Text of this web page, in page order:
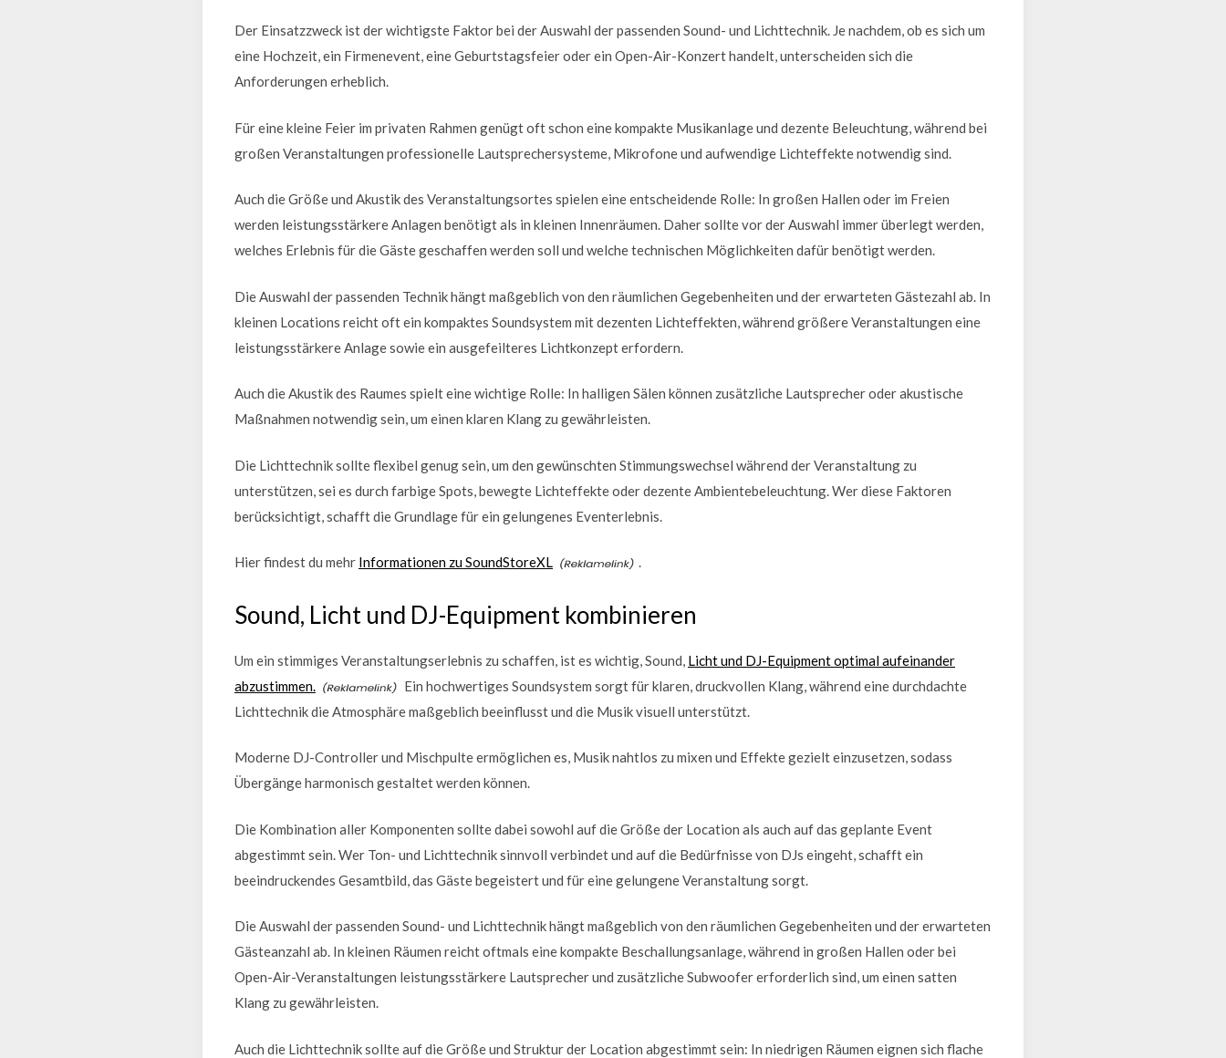
Der Einsatzzweck ist der wichtigste Faktor bei der Auswahl der passenden Sound- und Lichttechnik. Je nachdem, ob es sich um
eine Hochzeit, ein Firmenevent, eine Geburtstagsfeier oder ein Open-Air-Konzert handelt, unterscheiden sich die
Anforderungen erheblich.
Für eine kleine Feier im privaten Rahmen genügt oft schon eine kompakte Musikanlage und dezente Beleuchtung, während bei
großen Veranstaltungen professionelle Lautsprechersysteme, Mikrofone und aufwendige Lichteffekte notwendig sind.
Auch die Größe und Akustik des Veranstaltungsortes spielen eine entscheidende Rolle: In großen Hallen oder im Freien
werden leistungsstärkere Anlagen benötigt als in kleinen Innenräumen. Daher sollte vor der Auswahl immer überlegt werden,
welches Erlebnis für die Gäste geschaffen werden soll und welche technischen Möglichkeiten dafür benötigt werden.
Die Auswahl der passenden Technik hängt maßgeblich von den räumlichen Gegebenheiten und der erwarteten Gästezahl ab. In
kleinen Locations reicht oft ein kompaktes Soundsystem mit dezenten Lichteffekten, während größere Veranstaltungen eine
leistungsstärkere Anlage sowie ein ausgefeilteres Lichtkonzept erfordern.
Auch die Akustik des Raumes spielt eine wichtige Rolle: In halligen Sälen können zusätzliche Lautsprecher oder akustische
Maßnahmen notwendig sein, um einen klaren Klang zu gewährleisten.
Die Lichttechnik sollte flexibel genug sein, um den gewünschten Stimmungswechsel während der Veranstaltung zu
unterstützen, sei es durch farbige Spots, bewegte Lichteffekte oder dezente Ambientebeleuchtung. Wer diese Faktoren
berücksichtigt, schafft die Grundlage für ein gelungenes Eventerlebnis.
Hier findest du mehr Informationen zu SoundStoreXL .
Sound, Licht und DJ-Equipment kombinieren
Um ein stimmiges Veranstaltungserlebnis zu schaffen, ist es wichtig, Sound, Licht und DJ-Equipment optimal aufeinander
abzustimmen.
Ein hochwertiges Soundsystem sorgt für klaren, druckvollen Klang, während eine durchdachte
Lichttechnik die Atmosphäre maßgeblich beeinflusst und die Musik visuell unterstützt.
Moderne DJ-Controller und Mischpulte ermöglichen es, Musik nahtlos zu mixen und Effekte gezielt einzusetzen, sodass
Übergänge harmonisch gestaltet werden können.
Die Kombination aller Komponenten sollte dabei sowohl auf die Größe der Location als auch auf das geplante Event
abgestimmt sein. Wer Ton- und Lichttechnik sinnvoll verbindet und auf die Bedürfnisse von DJs eingeht, schafft ein
beeindruckendes Gesamtbild, das Gäste begeistert und für eine gelungene Veranstaltung sorgt.
Die Auswahl der passenden Sound- und Lichttechnik hängt maßgeblich von den räumlichen Gegebenheiten und der erwarteten
Gästeanzahl ab. In kleinen Räumen reicht oftmals eine kompakte Beschallungsanlage, während in großen Hallen oder bei
Open-Air-Veranstaltungen leistungsstärkere Lautsprecher und zusätzliche Subwoofer erforderlich sind, um einen satten
Klang zu gewährleisten.
Auch die Lichttechnik sollte auf die Größe und Struktur der Location abgestimmt sein: In niedrigen Räumen eignen sich flache